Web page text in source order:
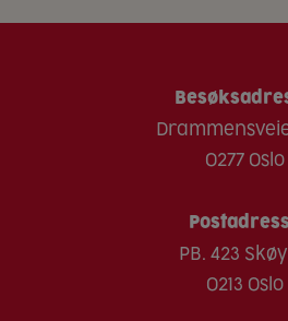
0277 Oslo
PB. 423
0213 Oslo